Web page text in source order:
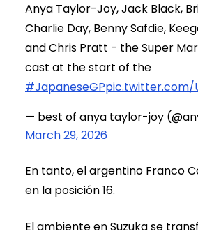
Anya Taylor-Joy, Jack Black,
Charlie Day, Benny Safdie,
and Chris Pratt - the Super
cast at the start of the
#JapaneseGPpic.twitter.com/
— best of anya taylor-joy
March 29, 2026
En tanto, el argentino Franco
en la posición 16.
El ambiente en Suzuka se